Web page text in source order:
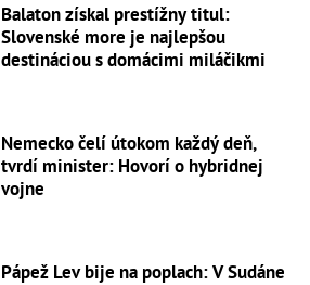
Balaton získal prestížny titul:
Slovenské more je najlepšou
destináciou s domácimi miláčikmi
Nemecko čelí útokom každý deň,
tvrdí minister: Hovorí o hybridnej
vojne
Pápež Lev bije na poplach: V Sudáne